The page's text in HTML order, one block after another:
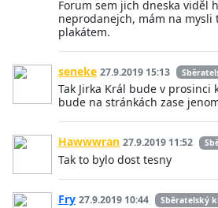
Forum sem jich dneska viděl
neprodanejch, mám na mysli
plakátem.
seneke 27.9.2019 15:13
Tak Jirka Král bude v prosinci
bude na stránkách zase
Hawwwran 27.9.2019 11:52
Tak to bylo dost tesny
Fry 27.9.2019 10:44 Sběratelský